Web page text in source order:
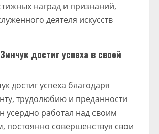
наград и признаний,
деятеля искусств
достиг успеха в своей
достиг успеха благодаря
трудолюбию и преданности
усердно работал над своим
постоянно совершенствуя свои